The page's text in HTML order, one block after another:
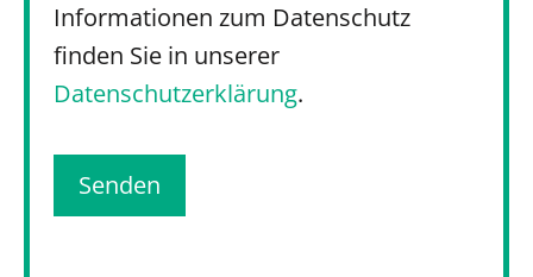
Informationen zum Datenschutz
finden Sie in unserer
Datenschutzerklärung.